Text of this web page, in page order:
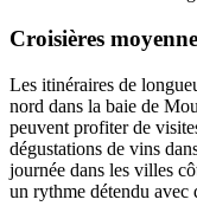
Croisières
Les itinéraires de
nord dans la baie de
peuvent profiter de
dégustations de vins
journée dans les villes
un rythme détendu avec